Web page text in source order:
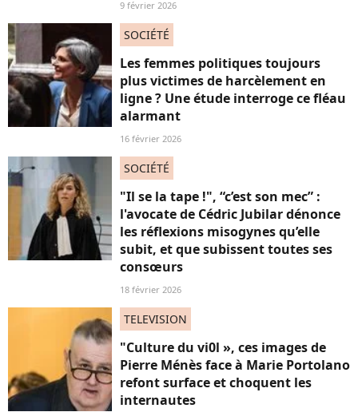
9 février 2026
SOCIÉTÉ
Les femmes politiques toujours
plus victimes de harcèlement en
ligne ? Une étude interroge ce fléau
alarmant
16 février 2026
SOCIÉTÉ
"Il se la tape !", “c’est son mec” :
l'avocate de Cédric Jubilar dénonce
les réflexions misogynes qu’elle
subit, et que subissent toutes ses
consœurs
18 février 2026
TELEVISION
"Culture du vi0l », ces images de
Pierre Ménès face à Marie Portolano
refont surface et choquent les
internautes